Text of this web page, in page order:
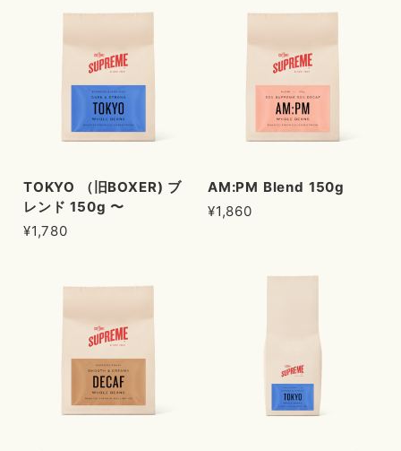
TOKYO （旧BOXER) ブ
レンド 150g 〜
¥1,780
AM:PM Blend 150g
¥1,860